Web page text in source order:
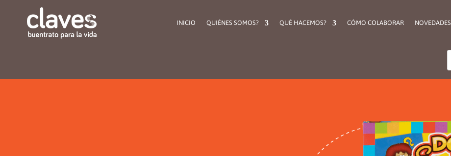
INICIO QUIÉNES SOMOS? QUÉ HACEMOS? CÓMO COLABORAR NOVEDADES